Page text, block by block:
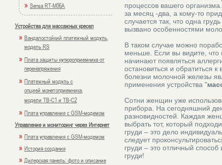
» Sensa RT-M06A
Устройства для массажных кресел
» Вандалостойкий платежный модуль,
модель RS
» Плата защиты купюроприемника от
перенапряжения
» Платежный модуль с
опцией монетоприемника,
модели TB-C1 и TB-C2
» Плата управления с GSM-модемом
Управление и мониторинг через Интернет
» Плата управления с GSM-модемом
» История создания
» Дилерская панель: фото и описание
процессов вашего
за месяц -два, а кому-то
случается так, что одна
вызвано особенностями
В таком случае можно
меньше. Если вы видите, что
начинают появляться
остановиться и обратиться
болезни молочной железы
применения устройства "
Сотни женщин уже
прибора. На сегодняшний
разновидностей. Каждая
выбрать тот, который
груди – это дело
следует
груди – это отличный
груди!